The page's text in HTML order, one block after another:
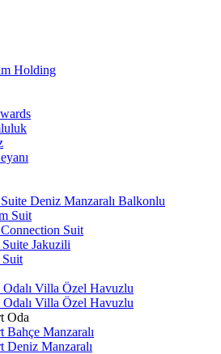
Holding
Deniz Manzaralı Balkonlu
Suit
Suit
Jakuzili
Odalı Villa Özel Havuzlu
Odalı Villa Özel Havuzlu
Oda
Bahçe Manzaralı
Deniz Manzaralı